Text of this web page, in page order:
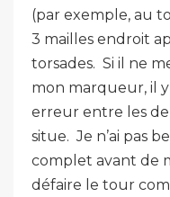
(par exemple, au
3 mailles endroit
torsades. Si il ne
mon marqueur, il
erreur entre les
situe. Je n’ai pas
complet avant de
défaire le tour